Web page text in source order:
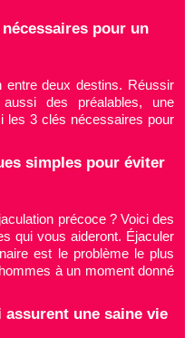
pour un
entre deux destins. Réussir
des préalables, une
les 3 clés nécessaires pour
simples pour éviter
précoce ? Voici des
qui vous aideront. Éjaculer
est le problème le plus
à un moment donné
une saine vie